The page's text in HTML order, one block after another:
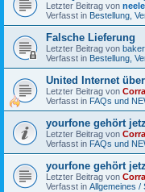
Letzter Beitrag von
Verfasst in Bestellung,
Falsche Lieferung
Letzter Beitrag von
Verfasst in Bestellung,
United Internet
Letzter Beitrag von
Verfasst in FAQs und
yourfone gehört
Letzter Beitrag von
Verfasst in FAQs und
yourfone gehört
Letzter Beitrag von
Verfasst in Allgemeines /